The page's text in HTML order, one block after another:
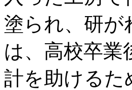
塗られ、研が
は、高校卒業
計を助けるた